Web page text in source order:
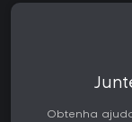
Obtenha